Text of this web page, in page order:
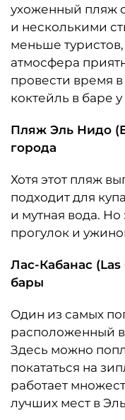
ухоженный пляж
и несколькими
меньше
атмосфера
провести время
коктейль в баре
Пляж Эль Нидо
города
Хотя этот пляж
подходит для
и мутная вода. Но
прогулок и
Лас-Кабанас (Las
бары
Один из самых
расположенный в
Здесь можно
покататься на
работает
лучших мест в